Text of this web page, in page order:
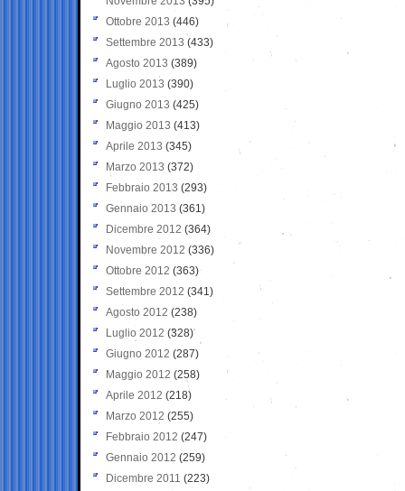
Ottobre 2013 (446)
Settembre 2013 (433)
Agosto 2013 (389)
Luglio 2013 (390)
Giugno 2013 (425)
Maggio 2013 (413)
Aprile 2013 (345)
Marzo 2013 (372)
Febbraio 2013 (293)
Gennaio 2013 (361)
Dicembre 2012 (364)
Novembre 2012 (336)
Ottobre 2012 (363)
Settembre 2012 (341)
Agosto 2012 (238)
Luglio 2012 (328)
Giugno 2012 (287)
Maggio 2012 (258)
Aprile 2012 (218)
Marzo 2012 (255)
Febbraio 2012 (247)
Gennaio 2012 (259)
Dicembre 2011 (223)